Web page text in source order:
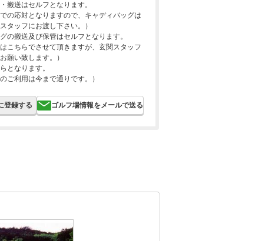
搬送はセルフとなります。
の応対となりますので、キャディバッグは
タッフにお渡し下さい。）
の搬送及び保管はセルフとなります。
こちらでさせて頂きますが、玄関スタッフ
願い致します。）
となります。
ご利用は今まで通りです。）
登録する ゴルフ場情報をメールで送る